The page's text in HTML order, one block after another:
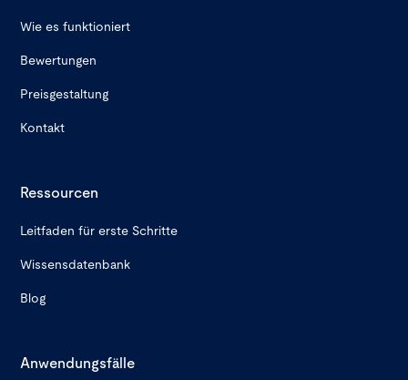
Wie es funktioniert
Bewertungen
Preisgestaltung
Kontakt
Ressourcen
Leitfaden für erste Schritte
Wissensdatenbank
Blog
Anwendungsfälle